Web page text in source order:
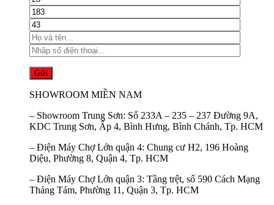
SHOWROOM MIỀN NAM
– Showroom Trung Sơn: Số 233A – 235 – 237 Đường 9A,
KDC Trung Sơn, Ấp 4, Bình Hưng, Bình Chánh, Tp. HCM
– Điện Máy Chợ Lớn quận 4: Chung cư H2, 196 Hoàng
Diệu, Phường 8, Quận 4, Tp. HCM
– Điện Máy Chợ Lớn quận 3: Tầng trệt, số 590 Cách Mạng
Tháng Tám, Phường 11, Quận 3, Tp. HCM